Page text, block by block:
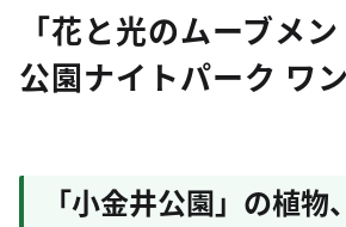
「花と光のムーブメ
公園ナイトパーク ワ
「小金井公園」の植物